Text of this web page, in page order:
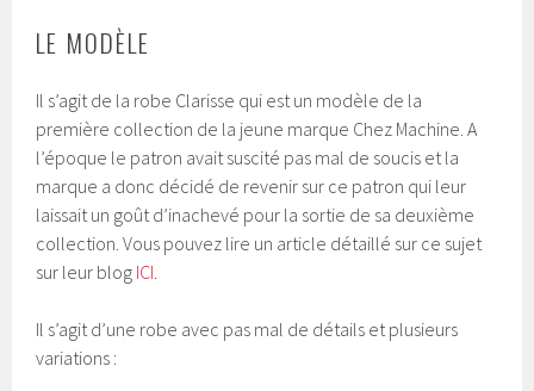
LE MODÈLE
Il s’agit de la robe Clarisse qui est un modèle de la
première collection de la jeune marque Chez Machine. A
l’époque le patron avait suscité pas mal de soucis et la
marque a donc décidé de revenir sur ce patron qui leur
laissait un goût d’inachevé pour la sortie de sa deuxième
collection. Vous pouvez lire un article détaillé sur ce sujet
sur leur blog ICI.
Il s’agit d’une robe avec pas mal de détails et plusieurs
variations :